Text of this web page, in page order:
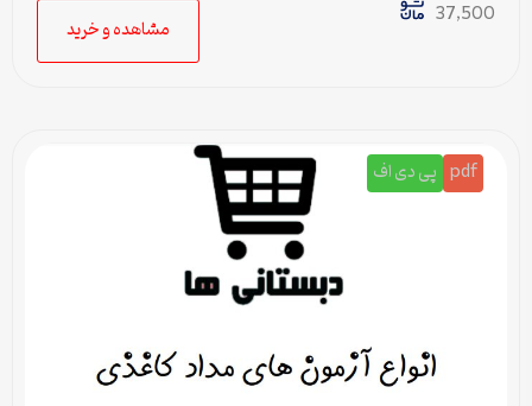
37,500
مشاهده و خرید
pdf پی دی اف